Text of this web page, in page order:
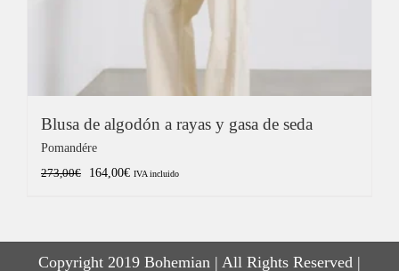
Blusa de algodón a rayas y gasa de seda
Pomandére
273,00€
El
era:
164,00€El
es:
IVA incluido
Copyright 2019 Bohemian | All Rights Reserved |